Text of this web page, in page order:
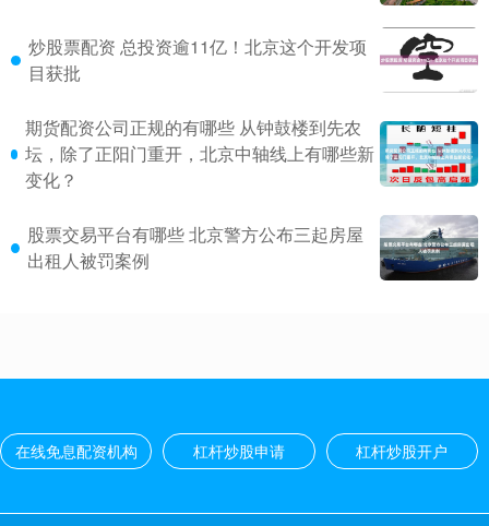
炒股票配资 总投资逾11亿！北京这个开发项
目获批
期货配资公司正规的有哪些 从钟鼓楼到先农
坛，除了正阳门重开，北京中轴线上有哪些新
变化？
股票交易平台有哪些 北京警方公布三起房屋
出租人被罚案例
在线免息配资机构 杠杆炒股申请 杠杆炒股开户